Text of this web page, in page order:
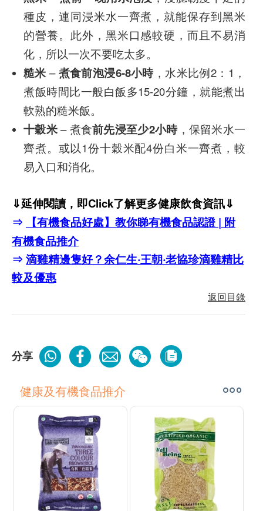
種皮，連同浸米水一齊煮，就能保存到黑米
的營養。此外，黑米口感較硬，而且不易消
化，所以一次不要吃太多。
糙米–煮食前泡浸6-8小時，水米比例2：1，
煮飯時間比一般白飯多15-20分鐘，就能煮出
軟熟的糙米飯。
十穀米– 煮食前先浸至少2小時，保留米水一
齊煮。或以1份十穀米配4份白米一齊煮，較
易入口和消化。
⇓延伸閱讀，即Click了解更多健康飲食資訊⇓
⇒
【有機食品好處】教你睇有機食品認證 | 附
有機食品推介
⇒ 滴雞精邊隻好？余仁生‧王朝‧老協珍滴雞精比
較及優惠
返回目錄
分享
健康及有機食品推介